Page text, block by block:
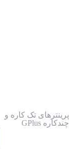
پرینترهای تک کاره و
چندکاره GPlus